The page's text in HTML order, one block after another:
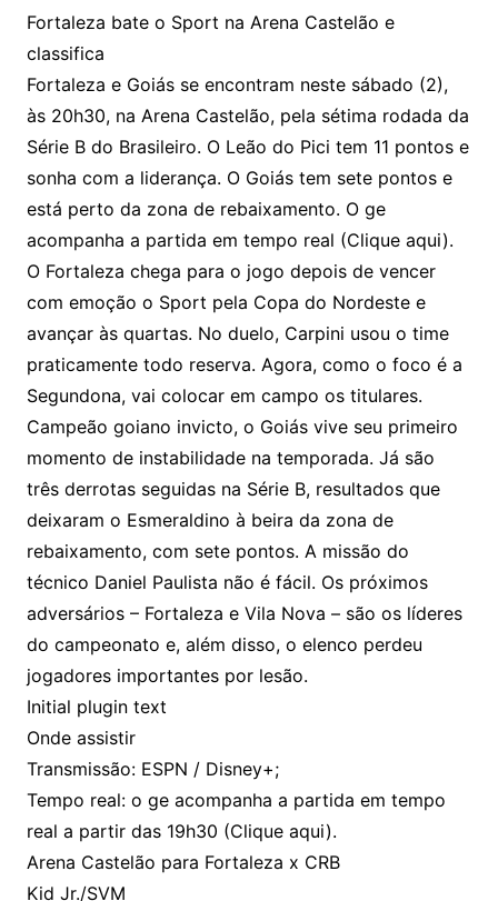
Fortaleza bate o Sport na Arena Castelão e
classifica
Fortaleza e Goiás se encontram neste sábado (2),
às 20h30, na Arena Castelão, pela sétima rodada da
Série B do Brasileiro. O Leão do Pici tem 11 pontos e
sonha com a liderança. O Goiás tem sete pontos e
está perto da zona de rebaixamento. O ge
acompanha a partida em tempo real (Clique aqui).
O Fortaleza chega para o jogo depois de vencer
com emoção o Sport pela Copa do Nordeste e
avançar às quartas. No duelo, Carpini usou o time
praticamente todo reserva. Agora, como o foco é a
Segundona, vai colocar em campo os titulares.
Campeão goiano invicto, o Goiás vive seu primeiro
momento de instabilidade na temporada. Já são
três derrotas seguidas na Série B, resultados que
deixaram o Esmeraldino à beira da zona de
rebaixamento, com sete pontos. A missão do
técnico Daniel Paulista não é fácil. Os próximos
adversários – Fortaleza e Vila Nova – são os líderes
do campeonato e, além disso, o elenco perdeu
jogadores importantes por lesão.
Initial plugin text
Onde assistir
Transmissão: ESPN / Disney+;
Tempo real: o ge acompanha a partida em tempo
real a partir das 19h30 (Clique aqui).
Arena Castelão para Fortaleza x CRB
Kid Jr./SVM